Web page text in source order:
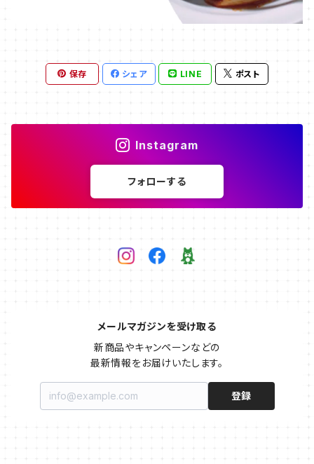
保存 シェア LINE ポスト
Instagram
フォローする
メールマガジンを受け取る
新商品やキャンペーンなどの
最新情報をお届けいたします。
登録